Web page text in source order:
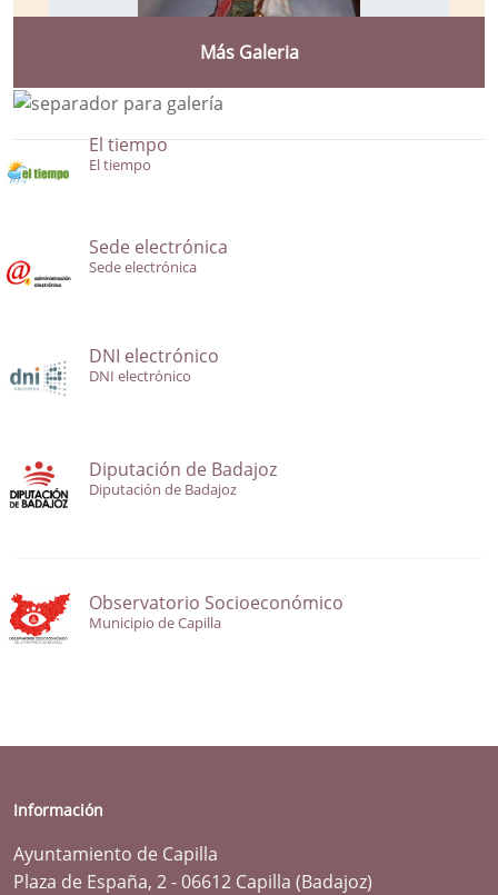
Más Galeria
El tiempo
El tiempo
Sede electrónica
Sede electrónica
DNI electrónico
DNI electrónico
Diputación de Badajoz
Diputación de Badajoz
Observatorio Socioeconómico
Municipio de Capilla
Información
Ayuntamiento de Capilla
Plaza de España, 2 - 06612 Capilla (Badajoz)